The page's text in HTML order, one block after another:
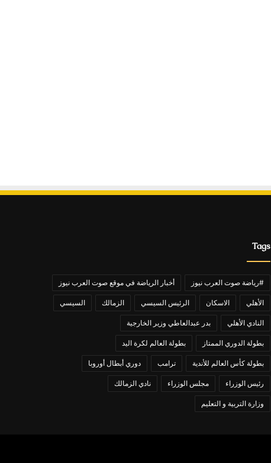
Tags
#رياضة صوت العرب نيوز أخبار الرياضة في موقع صوت العرب نيوز
الأهلي الاسكان الرئيس السيسي الزمالك السيسي
النادي الأهلي بدر عبدالعاطي وزير الخارجية
بطولة الدوري الممتاز بطولة العالم لكرة اليد
بطولة كأس العالم للأندية ترامب دوري أبطال أوروبا
رئيس الوزراء مجلس الوزراء نادي الزمالك
وزارة التربية و التعليم